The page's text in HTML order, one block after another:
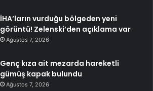
İHA’ların vurduğu bölgeden yeni
görüntü! Zelenski’den açıklama var
Ağustos 7, 2026
Genç kıza ait mezarda hareketli
gümüş kapak bulundu
Ağustos 7, 2026